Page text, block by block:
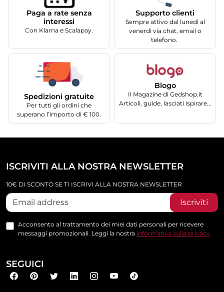
Paga a rate senza
interessi
Con Klarna e Scalapay.
Supporto clienti
Sempre attivo dal lunedì al
venerdì via chat, email o
telefono.
Spedizioni gratuite
Per tutti gli ordini che
superano l’importo di € 100.
Blogo
Il Magazine di Gedshop.it
Articoli, guide, lasciati ispirare...
ISCRIVITI ALLA NOSTRA NEWSLETTER
10€ DI SCONTO SE TI ISCRIVI ALLA NOSTRA NEWSLETTER
Iscriviti
Acconsento al trattamento dei miei dati personali per ricevere
messaggi promozionali. Leggi la nostra informativa sulla privacy
SEGUICI